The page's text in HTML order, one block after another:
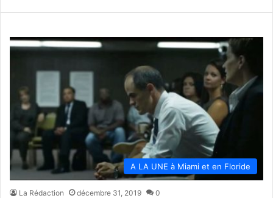
A LA UNE à Miami et en Floride
La Rédaction décembre 31, 2019 0